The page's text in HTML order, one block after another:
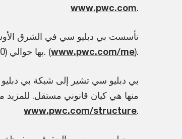
www.pwc.com.
بها حوالي (12,000) موظف. (www.pwc.com/me).
بي دبليو سي تشير إلى شبكة بي
منها هي كيان قانوني مستقل. للمزيد
www.pwc.com/structure.